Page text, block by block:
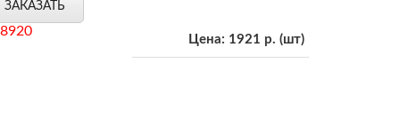
ЗАКАЗАТЬ
Цена: 1921 р. (шт)